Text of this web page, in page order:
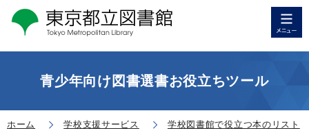
青少年向け図書選書お役立ちツール
ホーム 学校支援サービス
学校図書館で役立つ本のリスト